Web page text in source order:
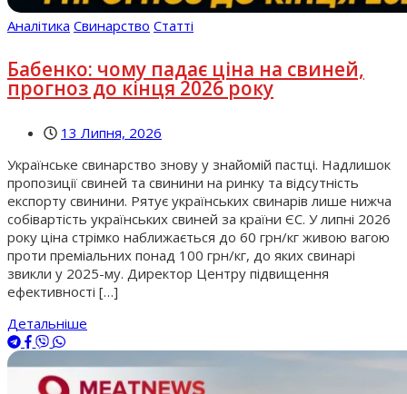
Аналітика Свинарство Статті
Бабенко: чому падає ціна на свиней,
прогноз до кінця 2026 року
13 Липня, 2026
Українське свинарство знову у знайомій пастці. Надлишок
пропозиції свиней та свинини на ринку та відсутність
експорту свинини. Рятує українських свинарів лише нижча
собівартість українських свиней за країни ЄС. У липні 2026
року ціна стрімко наближається до 60 грн/кг живою вагою
проти преміальних понад 100 грн/кг, до яких свинарі
звикли у 2025-му. Директор Центру підвищення
ефективності […]
Детальніше